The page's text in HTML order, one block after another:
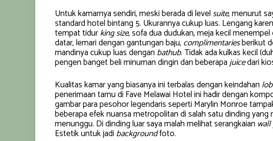
Untuk kamarnya sendiri, meski berada di level suite, menurut
standard hotel bintang 5. Ukurannya cukup luas. Lengang
tempat tidurking size, sofa dua dudukan, meja kecil
datar, lemari dengan gantungan baju, complimentariesberikut
mandinya cukup luas dengan bathub. Tidak ada kulkas kecil
pengen banget beli minuman dingin dan beberapajuicedari
Kualitas kamar yang biasanya ini terbalas dengan keindahan
penerimaan tamu di Fave Melawai Hotel ini hadir dengan
gambar para pesohor legendaris seperti Marylin Monroe
beberapa efek nuansa metropolitan di salah satu dinding
menunggu. Di dinding luar saya malah melihat serangkaian
Estetik untuk jadi backgroundfoto.